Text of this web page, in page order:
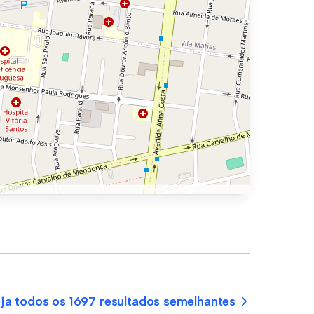
todos os 1697 resultados semelhantes